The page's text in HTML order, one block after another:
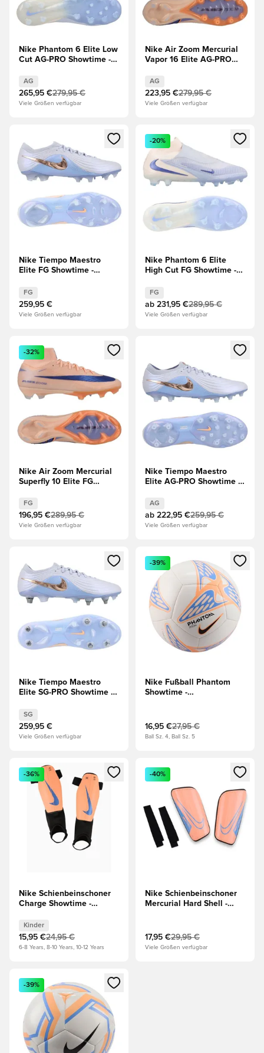
Nike Phantom 6 Elite Low
Cut AG-PRO Showtime -
AG
265,95 €279,95 €
Viele Größen verfügbar
Nike Air Zoom Mercurial
Vapor 16 Elite AG-PRO
AG
223,95 €279,95 €
Viele Größen verfügbar
Öffnet ein neues Fenster zum Anmelden oder Registrieren
Nike Tiempo Maestro
Elite FG Showtime -
FG
259,95 €
Viele Größen verfügbar
Öffnet ein neues Fenster
-20%
Nike Phantom 6 Elite
High Cut FG Showtime -
FG
ab 231,95 €289,95 €
Viele Größen verfügbar
Öffnet ein neues Fenster zum Anmelden oder Registrieren
-32%
Nike Air Zoom Mercurial
Superfly 10 Elite FG
FG
196,95 €289,95 €
Viele Größen verfügbar
Öffnet ein neues Fenster
Nike Tiempo Maestro
Elite AG-PRO Showtime -
AG
ab 222,95 €259,95 €
Viele Größen verfügbar
Öffnet ein neues Fenster zum Anmelden oder Registrieren
Nike Tiempo Maestro
Elite SG-PRO Showtime -
SG
259,95 €
Viele Größen verfügbar
Öffnet ein neues Fenster
-39%
Nike Fußball Phantom
Showtime -
16,95 €27,95 €
Ball Sz. 4, Ball Sz. 5
Öffnet ein neues Fenster zum Anmelden oder Registrieren
-36%
Nike Schienbeinschoner
Charge Showtime -
Kinder
Kinder
15,95 €24,95 €
6-8 Years, 8-10 Years, 10-12 Years
Öffnet ein neues Fenster
-40%
Nike Schienbeinschoner
Mercurial Hard Shell -
17,95 €29,95 €
Viele Größen verfügbar
Öffnet ein neues Fenster zum Anmelden oder Registrieren
-39%